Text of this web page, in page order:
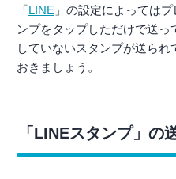
「LINE 」の設定によっては
ンプをタップしただけで送
していないスタンプが送ら
おきましょう。
「LINEスタンプ」の